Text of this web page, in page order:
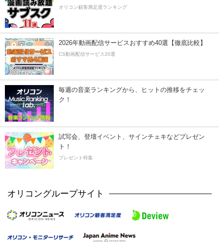
オリコン顧客満足度ランキング
2026年動画配信サービスおすすめ40選【徹底比較】
CS動画配信サービス20選
毎週の音楽ランキングから、ヒットの推移をチェッ
ク！
試写会、登壇イベント、サインチェキなどプレゼン
ト！
プレゼント特集
オリコングループサイト